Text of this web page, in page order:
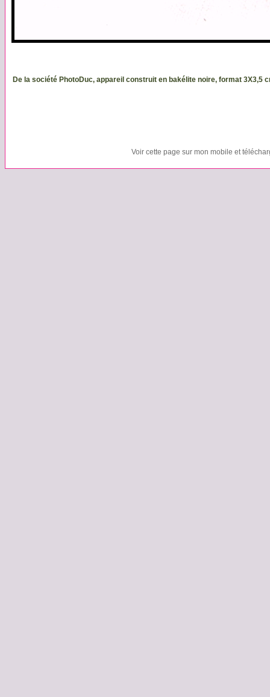
De la société PhotoDuc, appareil construit en bakélite noire, format
Voir cette page sur mon mobile et